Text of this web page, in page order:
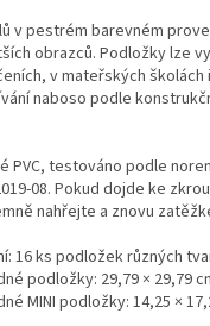
v pestrém barevném
obrazců. Podložky lze
v mateřských
naboso podle
PVC, testováno podle
08. Pokud dojde ke
nahřejte a znovu
16 ks podložek různých
podložky: 29,79 × 29,79
MINI podložky: 14,25 ×